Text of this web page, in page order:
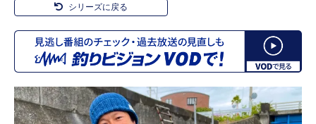
シリーズに戻る